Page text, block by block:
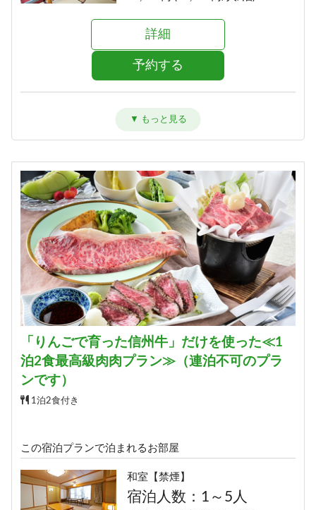
詳細
予約する
詳細
予約する
「りんごで育った信州牛」だけを使った≪1
泊2食最高級肉肉プラン≫（連泊不可のプラ
ンです）
1泊2食付き
この宿泊プランで泊まれるお部屋
和室【禁煙】
宿泊人数：1～5人